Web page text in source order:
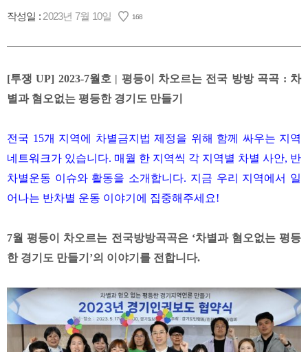
작성일 : 2023년 7월 10일 168
[투쟁 UP] 2023-7월호 | 평등이 차오르는 전국 방방 곡곡 : 차
별과 혐오없는 평등한 경기도 만들기
전국 15개 지역에 차별금지법 제정을 위해 함께 싸우는 지역
네트워크가 있습니다. 매월 한 지역씩 각 지역별 차별 사안, 반
차별운동 이슈와 활동을 소개합니다. 지금 우리 지역에서 일
어나는 반차별 운동 이야기에 집중해주세요!
7월 평등이 차오르는 전국방방곡곡은 ‘차별과 혐오없는 평등
한 경기도 만들기’의 이야기를 전합니다.